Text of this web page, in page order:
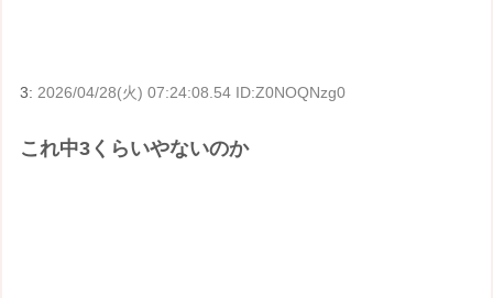
3: 2026/04/28(火) 07:24:08.54 ID:Z0NOQNzg0
これ中3くらいやないのか